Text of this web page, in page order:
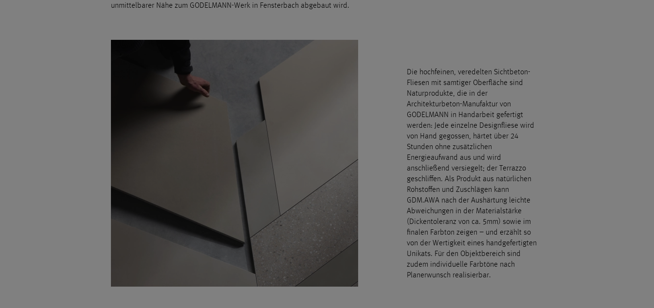
unmittelbarer Nähe zum GODELMANN-Werk in Fensterbach abgebaut wird.
Die hochfeinen, veredelten Sichtbeton-
Fliesen mit samtiger Oberfläche sind
Naturprodukte, die in der
Architekturbeton-Manufaktur von
GODELMANN in Handarbeit gefertigt
werden: Jede einzelne Designfliese wird
von Hand gegossen, härtet über 24
Stunden ohne zusätzlichen
Energieaufwand aus und wird
anschließend versiegelt; der Terrazzo
geschliffen. Als Produkt aus natürlichen
Rohstoffen und Zuschlägen kann
GDM.AWA nach der Aushärtung leichte
Abweichungen in der Materialstärke
(Dickentoleranz von ca. 5mm) sowie im
finalen Farbton zeigen – und erzählt so
von der Wertigkeit eines handgefertigten
Unikats. Für den Objektbereich sind
zudem individuelle Farbtöne nach
Planerwunsch realisierbar.